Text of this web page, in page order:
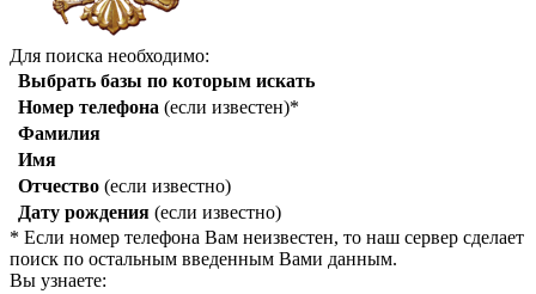
Для поиска необходимо:
Выбрать базы по которым искать
Номер телефона (если известен)*
Фамилия
Имя
Отчество (если известно)
Дату рождения (если известно)
* Если номер телефона Вам неизвестен, то наш сервер сделает
поиск по остальным введенным Вами данным.
Вы узнаете: